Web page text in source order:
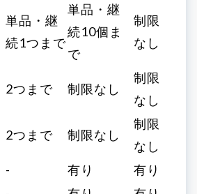
単品・継
続1つまで
単品・継
続10個ま
で
制限
なし
2つまで 制限なし
制限
なし
2つまで 制限なし
制限
なし
- 有り
有り